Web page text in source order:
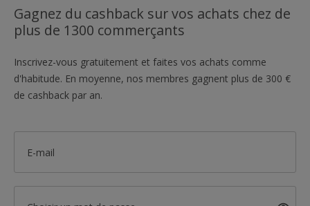
Gagnez du cashback sur vos achats chez de
plus de 1300 commerçants
Inscrivez-vous gratuitement et faites vos achats comme
d'habitude. En moyenne, nos membres gagnent plus de 300 €
de cashback par an.
E-mail